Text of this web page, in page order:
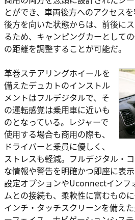
とができ、車両後方へのアクセス
後方を向いた状態からは、前後に
るため、キャンピングカーとして
の距離を調整することが可能だ。
革巻ステアリングホイールを
備えたデュカトのインストル
メントはフルデジタルで、そ
の運転感覚は乗用車に近いも
のとなっている。レジャーで
使用する場合も商用の際も、
ドライバーと乗員に優しく、
ストレスも軽減。フルデジタル・
な情報や警告を明確かつ即座に表
設定オプションやUconnectインフ
ムとの接続も、柔軟性に富むもの
インチ・タッチスクリーンを備え